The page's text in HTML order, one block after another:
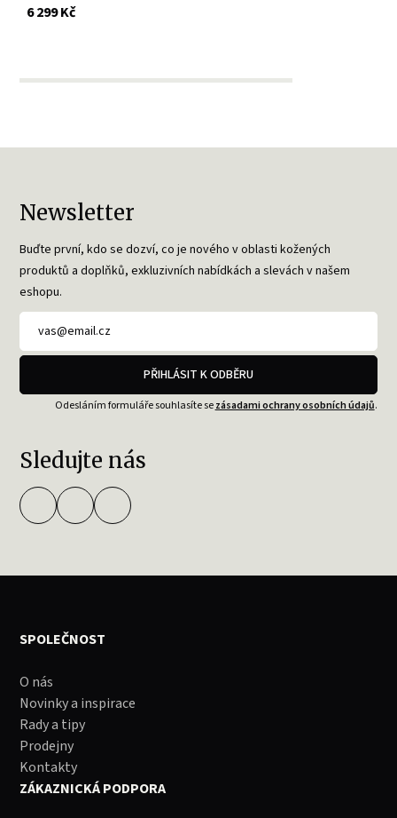
6 299 Kčs DPH
Newsletter
Buďte první, kdo se dozví, co je nového v oblasti kožených
produktů a doplňků, exkluzivních nabídkách a slevách v našem
eshopu.
PŘIHLÁSIT K ODBĚRU
Odesláním formuláře souhlasíte sezásadami ochrany osobních údajů.
Sledujte nás
SPOLEČNOST
O nás
Novinky a inspirace
Rady a tipy
Prodejny
Kontakty
ZÁKAZNICKÁ PODPORA